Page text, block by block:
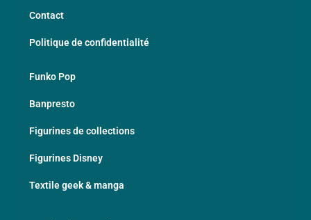
Contact
Politique de confidentialité
Funko Pop
Banpresto
Figurines de collections
Figurines Disney
Textile geek & manga